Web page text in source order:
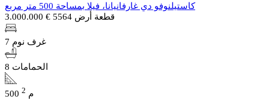
كاستيلنوفو دي غارفانيانا، فيلا بمساحة 500 متر مربع
قطعة أرض 5564
€ 3.000.000
7 غرف نوم
8 الحمامات
500 م 2